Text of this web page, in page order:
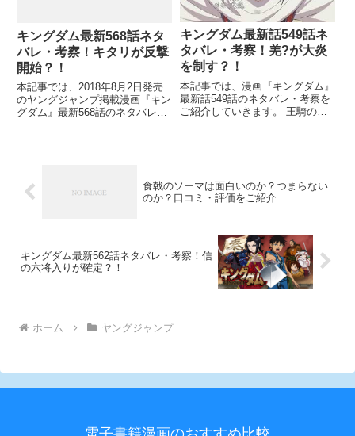
キングダム最新568話ネタ
バレ・考察！キタリが反撃
開始？！
本記事では、2018年8月2日発売
のヤングジャンプ掲載漫画『キン
グダム』最新568話のネタバレ・
キングダム最新話549話ネ
タバレ・考察！羌?が大炎
を制す？！
本記事では、漫画『キングダム』
最新話549話のネタバレ・考察を
ご紹介していきます。 王騎の矛
食戟のソーマは面白いのか？つまらない
のか？口コミ・評価をご紹介
キングダム最新562話ネタバレ・考察！信
の六将入りが確定？！
ホーム ヤングジャンプ